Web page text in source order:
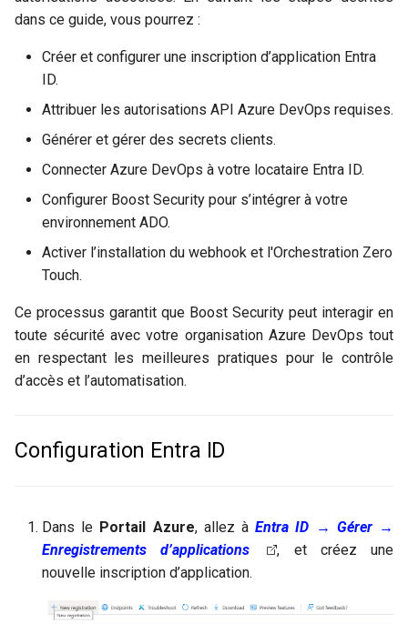
c
h
e
Inventaire de la chaîne
d'approvisionnement
Gestion d'actifs
Audit
GitHub
GitLab
Terminologie
FAQs
dans ce guide, vous pourrez :
Créer et configurer une inscription d’application Entra
ID.
Attribuer les autorisations API Azure DevOps requises.
Générer et gérer des secrets clients.
Connecter Azure DevOps à votre locataire Entra ID.
Configurer Boost Security pour s’intégrer à votre
environnement ADO.
Activer l’installation du webhook et l'Orchestration Zero
Touch.
Ce processus garantit que Boost Security peut interagir en
toute sécurité avec votre organisation Azure DevOps tout
en respectant les meilleures pratiques pour le contrôle
d’accès et l’automatisation.
Configuration Entra ID
Dans le Portail Azure, allez àEntra ID → Gérer →
Enregistrements d’applications
, et créez une
nouvelle inscription d’application.